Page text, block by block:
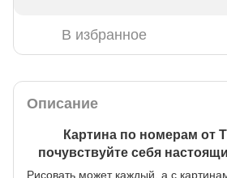
В избранное
Описание
Картина по номерам от
почувствуйте себя
Рисовать может каждый, а с